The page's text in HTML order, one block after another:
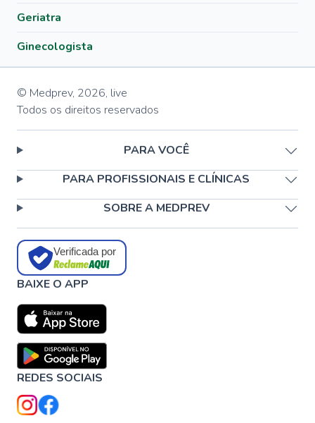
Geriatra
Ginecologista
© Medprev, 2026, live
Todos os direitos reservados
PARA VOCÊ
PARA PROFISSIONAIS E CLÍNICAS
SOBRE A MEDPREV
Verificada por
BAIXE O APP
REDES SOCIAIS